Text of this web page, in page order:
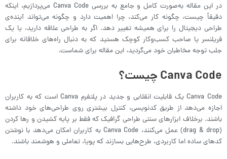
در این مقاله به‌صورت کامل و جامع به بررسی Canva Code می‌پردازیم، اینکه
دقیقاً چیست، چگونه کار می‌کند، چرا اهمیت دارد و چگونه می‌تواند آینده‌ی
طراحی دیجیتال را برای همیشه تغییر دهد. اگر به طراحی علاقه دارید، یا یک
فریلنسر یا صاحب کسب‌وکار کوچک هستید که به دنبال راه‌های خلاقانه برای
جلب توجه مخاطبان خود می‌گردید، این مقاله برای شماست.
Canva Code چیست؟
Canva Code یک قابلیت انقلابی و جدید در پلتفرم Canva است که به کاربران
اجازه می‌دهد از طریق کدنویسی، کنترل بیشتری روی طراحی‌های خود داشته
باشند. برخلاف ابزارهای سنتی طراحی گرافیک که فقط بر پایه کشیدن و رها کردن
(drag & drop) عمل می‌کنند، Canva Code به کاربران امکان می‌دهد با نوشتن
کدهای ساده اما کاربردی، طرح‌هایی بسازند که پویا، تعاملی و هوشمند باشند.